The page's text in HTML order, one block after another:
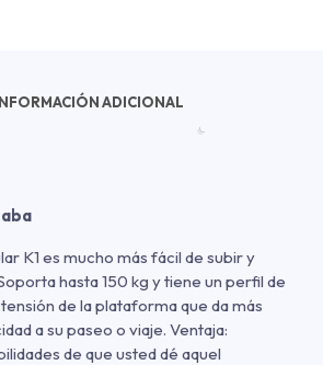
ADICIONAL
K1 es mucho más fácil de subir y
hasta 150 kg y tiene un perfil de
de la plataforma que da más
a su paseo o viaje. Ventaja:
de que usted dé aquel